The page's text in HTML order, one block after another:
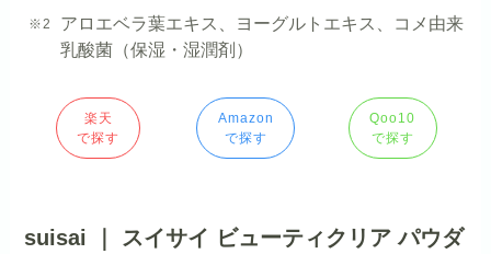
アロエベラ葉エキス、ヨーグルトエキス、コメ由来
乳酸菌（保湿・湿潤剤）
楽天
で探す
Amazon
で探す
Qoo10
で探す
suisai ｜ スイサイ ビューティクリア パウダ